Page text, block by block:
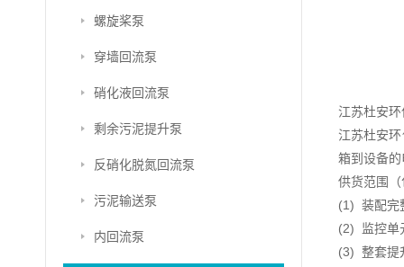
螺旋桨泵
穿墙回流泵
硝化液回流泵
剩余污泥提升泵
反硝化脱氮回流泵
污泥输送泵
内回流泵
江苏杜安
江苏杜安
箱到设备
供货范围
(1) 装配完
(2) 监控单
(3) 整套提